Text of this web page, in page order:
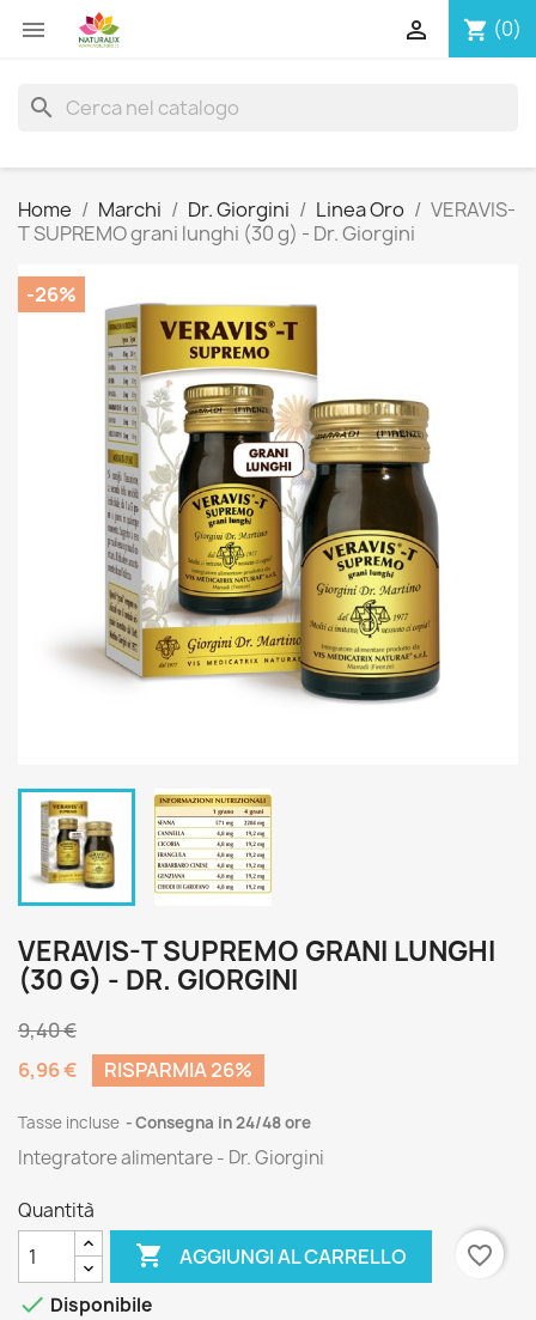
 shopping_cart (0)

search
Home Marchi Dr. Giorgini Linea Oro
VERAVIS-
T SUPREMO grani lunghi (30 g) - Dr. Giorgini
-26%
VERAVIS-T SUPREMO GRANI LUNGHI
(30 G) - DR. GIORGINI
9,40 €
6,96 €
RISPARMIA 26%
Tasse incluse Consegna in 24/48 ore
Integratore alimentare - Dr. Giorgini
Quantità
 AGGIUNGI AL CARRELLO
favorite_border
 Disponibile